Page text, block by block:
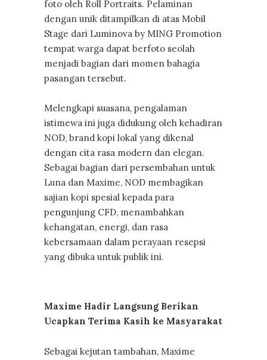
foto oleh Roll Portraits. Pelaminan
dengan unik ditampilkan di atas Mobil
Stage dari Luminova by MING Promotion
tempat warga dapat berfoto seolah
menjadi bagian dari momen bahagia
pasangan tersebut.
Melengkapi suasana, pengalaman
istimewa ini juga didukung oleh kehadiran
NOD, brand kopi lokal yang dikenal
dengan cita rasa modern dan elegan.
Sebagai bagian dari persembahan untuk
Luna dan Maxime, NOD membagikan
sajian kopi spesial kepada para
pengunjung CFD, menambahkan
kehangatan, energi, dan rasa
kebersamaan dalam perayaan resepsi
yang dibuka untuk publik ini.
Maxime Hadir Langsung Berikan
Ucapkan Terima Kasih ke Masyarakat
Sebagai kejutan tambahan, Maxime